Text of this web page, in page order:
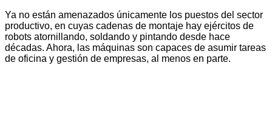
Ya no están amenazados únicamente los puestos del sector
productivo, en cuyas cadenas de montaje hay ejércitos de
robots atornillando, soldando y pintando desde hace
décadas. Ahora, las máquinas son capaces de asumir tareas
de oficina y gestión de empresas, al menos en parte.